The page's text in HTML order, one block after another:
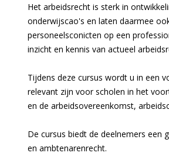
Het arbeidsrecht is sterk in
onderwijscao's en laten daarmee
personeelsconflicten op een
inzicht en kennis van actueel
Tijdens deze cursus wordt u in een
relevant zijn voor scholen in het
en de arbeidsovereenkomst,
De cursus biedt de deelnemers een
en ambtenarenrecht.